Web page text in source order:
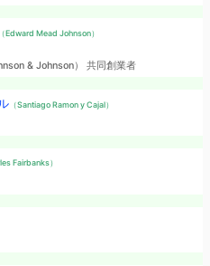
（Edward Mead Johnson）
& Johnson） 共同創業者
（Santiago Ramon y Cajal）
Fairbanks）